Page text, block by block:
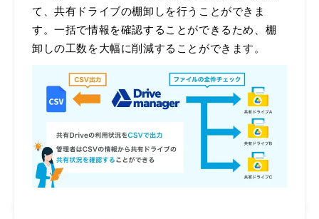
て、共有ドライブの棚卸しを行うことができま
す。一括で情報を確認することができるため、棚
卸しの工数を大幅に削減することができます。